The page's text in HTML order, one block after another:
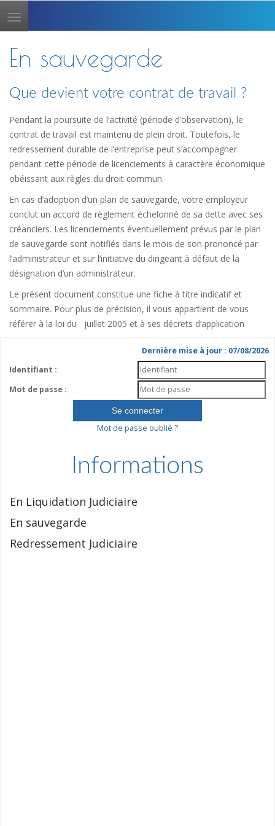
Toggle
navigation
En sauvegarde
Que devient votre contrat de travail ?
Pendant la poursuite de l’activité (période d’observation), le
contrat de travail est maintenu de plein droit. Toutefois, le
redressement durable de l’entreprise peut s’accompagner
pendant cette période de licenciements à caractère économique
obéissant aux règles du droit commun.
En cas d’adoption d’un plan de sauvegarde, votre employeur
conclut un accord de règlement échelonné de sa dette avec ses
créanciers. Les licenciements éventuellement prévus par le plan
de sauvegarde sont notifiés dans le mois de son prononcé par
l’administrateur et sur l’initiative du dirigeant à défaut de la
désignation d’un administrateur.
Le présent document constitue une fiche à titre indicatif et
sommaire. Pour plus de précision, il vous appartient de vous
référer à la loi du juillet 2005 et à ses décrets d’application
Dernière mise à jour : 07/08/2026
Identifiant :
Mot de passe :
Mot de passe oublié ?
Informations
En Liquidation Judiciaire
En sauvegarde
Redressement Judiciaire